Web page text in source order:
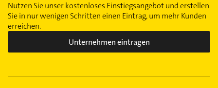
Nutzen Sie unser kostenloses Einstiegsangebot und erstellen
Sie in nur wenigen Schritten einen Eintrag, um mehr Kunden
erreichen.
Unternehmen eintragen